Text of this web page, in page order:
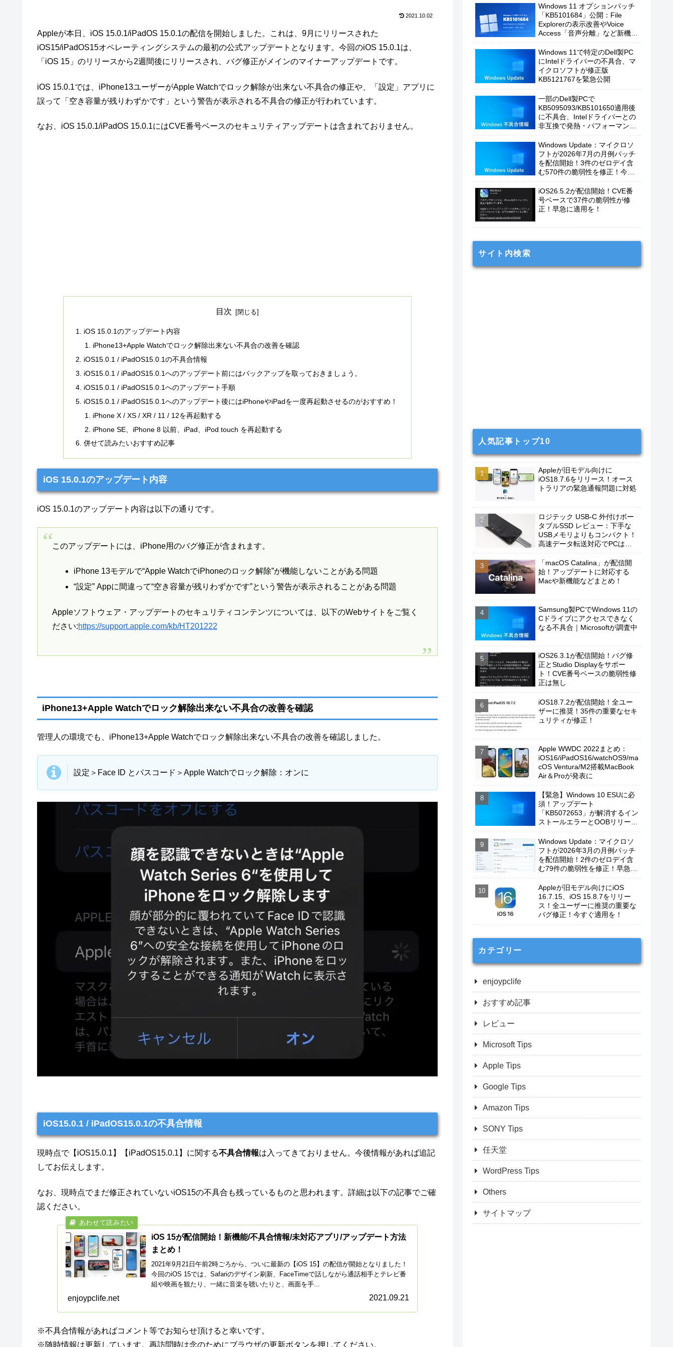
2021.10.02
Appleが本日、iOS 15.0.1/iPadOS 15.0.1の配信を開始しました。これは、9月にリリースされた
iOS15/iPadOS15オペレーティングシステムの最初の公式アップデートとなります。今回のiOS 15.0.1は、
「iOS 15」のリリースから2週間後にリリースされ、バグ修正がメインのマイナーアップデートです。
iOS 15.0.1では、iPhone13ユーザーがApple Watchでロック解除が出来ない不具合の修正や、「設定」アプリに
誤って「空き容量が残りわずかです」という警告が表示される不具合の修正が行われています。
なお、iOS 15.0.1/iPadOS 15.0.1にはCVE番号ベースのセキュリティアップデートは含まれておりません。
目次
iOS 15.0.1のアップデート内容
iPhone13+Apple Watchでロック解除出来ない不具合の改善を確認
iOS15.0.1 / iPadOS15.0.1の不具合情報
iOS15.0.1 / iPadOS15.0.1へのアップデート前にはバックアップを取っておきましょう。
iOS15.0.1 / iPadOS15.0.1へのアップデート手順
iOS15.0.1 / iPadOS15.0.1へのアップデート後にはiPhoneやiPadを一度再起動させるのがおすすめ！
iPhone X / XS / XR / 11 / 12を再起動する
iPhone SE、iPhone 8 以前、iPad、iPod touch を再起動する
併せて読みたいおすすめ記事
iOS 15.0.1のアップデート内容
iOS 15.0.1のアップデート内容は以下の通りです。
このアップデートには、iPhone用のバグ修正が含まれます。
iPhone 13モデルで“Apple WatchでiPhoneのロック解除”が機能しないことがある問題
“設定” Appに間違って“空き容量が残りわずかです”という警告が表示されることがある問題
Appleソフトウェア・アップデートのセキュリティコンテンツについては、以下のWebサイトをご覧く
ださい:https://support.apple.com/kb/HT201222
iPhone13+Apple Watchでロック解除出来ない不具合の改善を確認
管理人の環境でも、iPhone13+Apple Watchでロック解除出来ない不具合の改善を確認しました。
設定＞Face ID とパスコード＞Apple Watchでロック解除：オンに
iOS15.0.1 / iPadOS15.0.1の不具合情報
現時点で【iOS15.0.1】【iPadOS15.0.1】に関する不具合情報は入ってきておりません。今後情報があれば追記
してお伝えします。
なお、現時点でまだ修正されていないiOS15の不具合も残っているものと思われます。詳細は以下の記事でご確
認ください。
iOS 15が配信開始！新機能/不具合情報/未対応アプリ/アップデート方法
まとめ！
2021年9月21日午前2時ごろから、ついに最新の【iOS 15】の配信が開始となりました！
今回のiOS 15では、Safariのデザイン刷新、FaceTimeで話しながら通話相手とテレビ番
組や映画を観たり、一緒に音楽を聴いたりと、画面を手...
enjoypclife.net 2021.09.21
※不具合情報があればコメント等でお知らせ頂けると幸いです。
※随時情報は更新しています。再訪問時は念のためにブラウザの更新ボタンを押してください。
Windows 11 オプションパッチ
「KB5101684」公開：File
Explorerの表示改善やVoice
Access「音声分離」など新機能
Windows 11で特定のDell製PC
にIntelドライバーの不具合、マ
イクロソフトが修正版
KB5121767を緊急公開
一部のDell製PCで
KB5095093/KB5101650適用後
に不具合、Intelドライバーとの
非互換で発熱・パフォーマンス
Windows Update：マイクロソ
フトが2026年7月の月例パッチ
を配信開始！3件のゼロデイ含
む570件の脆弱性を修正！今す
iOS26.5.2が配信開始！CVE番
号ベースで37件の脆弱性が修
正！早急に適用を！
サイト内検索
人気記事トップ10
Appleが旧モデル向けに
iOS18.7.6をリリース！オース
トラリアの緊急通報問題に対処
ロジテック USB-C 外付けポー
タブルSSD レビュー：下手な
USBメモリよりもコンパクト！
高速データ転送対応でPCは勿
もおすすめ！
「macOS Catalina」が配信開
始！アップデートに対応する
Macや新機能などまとめ！
Samsung製PCでWindows 11の
Cドライブにアクセスできなく
なる不具合｜Microsoftが調査中
iOS26.3.1が配信開始！バグ修
正とStudio Displayをサポー
ト！CVE番号ベースの脆弱性修
正は無し
iOS18.7.2が配信開始！全ユー
ザーに推奨！35件の重要なセキ
ュリティが修正！
Apple WWDC 2022まとめ：
iOS16/iPadOS16/watchOS9/ma
cOS Ventura/M2搭載MacBook
Air＆Proが発表に
【緊急】Windows 10 ESUに必
須！アップデート
「KB5072653」が解消するイン
ストールエラーとOOBリリース
Windows Update：マイクロソ
フトが2026年3月の月例パッチ
を配信開始！2件のゼロデイ含
む79件の脆弱性を修正！早急に
Appleが旧モデル向けにiOS
16.7.15、iOS 15.8.7をリリー
ス！全ユーザーに推奨の重要な
バグ修正！今すぐ適用を！
カテゴリー
enjoypclife
おすすめ記事
レビュー
Microsoft Tips
Apple Tips
Google Tips
Amazon Tips
SONY Tips
任天堂
WordPress Tips
Others
サイトマップ